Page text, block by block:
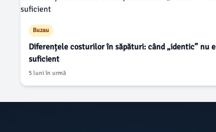
Buzau
Diferențele costurilor în săpături: când „identic” nu e
suficient
5 luni în urmă